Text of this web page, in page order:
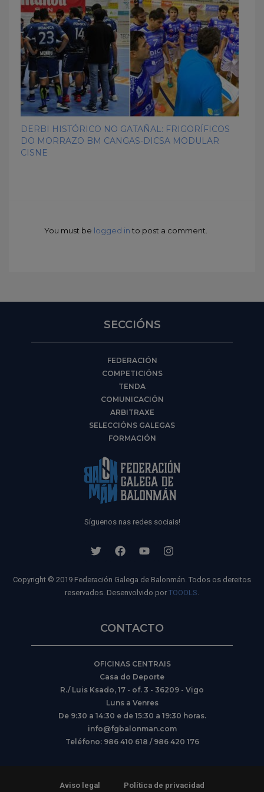
DERBI HISTÓRICO NO GATAÑAL: FRIGORÍFICOS
DO MORRAZO BM CANGAS-DICSA MODULAR
CISNE
You must be logged in to post a comment.
SECCIÓNS
FEDERACIÓN
COMPETICIÓNS
TENDA
COMUNICACIÓN
ARBITRAXE
SELECCIÓNS GALEGAS
FORMACIÓN
Síguenos nas redes sociais!
Copyright © 2019 Federación Galega de Balonmán. Todos os dereitos
reservados. Desenvolvido por TOOOLS.
CONTACTO
OFICINAS CENTRAIS
Casa do Deporte
R./ Luis Ksado, 17 - of. 3 - 36209 - Vigo
Luns a Venres
De 9:30 a 14:30 e de 15:30 a 19:30 horas.
info@fgbalonman.com
Teléfono: 986 410 618 / 986 420 176
Aviso legal Política de privacidad